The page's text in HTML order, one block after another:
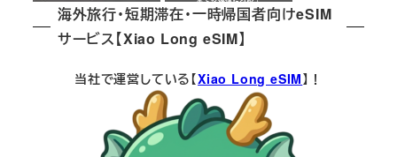
海外旅行・短期滞在・一時帰国者向けeSIM
サービス【Xiao Long eSIM】
当社で運営している【Xiao Long eSIM】！